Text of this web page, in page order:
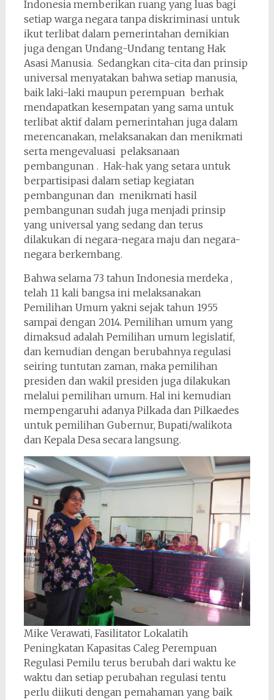
Indonesia memberikan ruang yang luas bagi
setiap warga negara tanpa diskriminasi untuk
ikut terlibat dalam pemerintahan demikian
juga dengan Undang-Undang tentang Hak
Asasi Manusia. Sedangkan cita-cita dan prinsip
universal menyatakan bahwa setiap manusia,
baik laki-laki maupun perempuan berhak
mendapatkan kesempatan yang sama untuk
terlibat aktif dalam pemerintahan juga dalam
merencanakan, melaksanakan dan menikmati
serta mengevaluasi pelaksanaan
pembangunan . Hak-hak yang setara untuk
berpartisipasi dalam setiap kegiatan
pembangunan dan menikmati hasil
pembangunan sudah juga menjadi prinsip
yang universal yang sedang dan terus
dilakukan di negara-negara maju dan negara-
negara berkembang.
Bahwa selama 73 tahun Indonesia merdeka ,
telah 11 kali bangsa ini melaksanakan
Pemilihan Umum yakni sejak tahun 1955
sampai dengan 2014. Pemilihan umum yang
dimaksud adalah Pemilihan umum legislatif,
dan kemudian dengan berubahnya regulasi
seiring tuntutan zaman, maka pemilihan
presiden dan wakil presiden juga dilakukan
melalui pemilihan umum. Hal ini kemudian
mempengaruhi adanya Pilkada dan Pilkaedes
untuk pemilihan Gubernur, Bupati/walikota
dan Kepala Desa secara langsung.
Mike Verawati, Fasilitator Lokalatih
Peningkatan Kapasitas Caleg Perempuan
Regulasi Pemilu terus berubah dari waktu ke
waktu dan setiap perubahan regulasi tentu
perlu diikuti dengan pemahaman yang baik